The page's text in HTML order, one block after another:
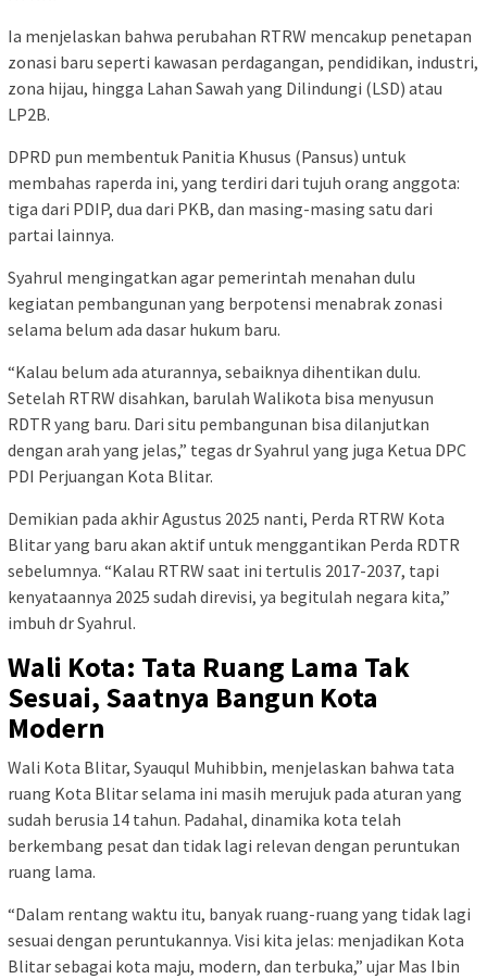
Ia menjelaskan bahwa perubahan RTRW mencakup penetapan
zonasi baru seperti kawasan perdagangan, pendidikan, industri,
zona hijau, hingga Lahan Sawah yang Dilindungi (LSD) atau
LP2B.
DPRD pun membentuk Panitia Khusus (Pansus) untuk
membahas raperda ini, yang terdiri dari tujuh orang anggota:
tiga dari PDIP, dua dari PKB, dan masing-masing satu dari
partai lainnya.
Syahrul mengingatkan agar pemerintah menahan dulu
kegiatan pembangunan yang berpotensi menabrak zonasi
selama belum ada dasar hukum baru.
“Kalau belum ada aturannya, sebaiknya dihentikan dulu.
Setelah RTRW disahkan, barulah Walikota bisa menyusun
RDTR yang baru. Dari situ pembangunan bisa dilanjutkan
dengan arah yang jelas,” tegas dr Syahrul yang juga Ketua DPC
PDI Perjuangan Kota Blitar.
Demikian pada akhir Agustus 2025 nanti, Perda RTRW Kota
Blitar yang baru akan aktif untuk menggantikan Perda RDTR
sebelumnya. “Kalau RTRW saat ini tertulis 2017-2037, tapi
kenyataannya 2025 sudah direvisi, ya begitulah negara kita,”
imbuh dr Syahrul.
Wali Kota: Tata Ruang Lama Tak
Sesuai, Saatnya Bangun Kota
Modern
Wali Kota Blitar, Syauqul Muhibbin, menjelaskan bahwa tata
ruang Kota Blitar selama ini masih merujuk pada aturan yang
sudah berusia 14 tahun. Padahal, dinamika kota telah
berkembang pesat dan tidak lagi relevan dengan peruntukan
ruang lama.
“Dalam rentang waktu itu, banyak ruang-ruang yang tidak lagi
sesuai dengan peruntukannya. Visi kita jelas: menjadikan Kota
Blitar sebagai kota maju, modern, dan terbuka,” ujar Mas Ibin